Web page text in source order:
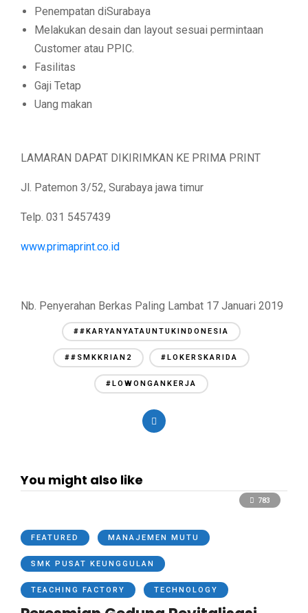
Penempatan diSurabaya
Melakukan desain dan layout sesuai permintaan
Customer atau PPIC.
Fasilitas
Gaji Tetap
Uang makan
LAMARAN DAPAT DIKIRIMKAN KE PRIMA PRINT
Jl. Patemon 3/52, Surabaya jawa timur
Telp. 031 5457439
www.primaprint.co.id
Nb. Penyerahan Berkas Paling Lambat 17 Januari 2019
##KARYANYATAUNTUKINDONESIA
##SMKKRIAN2 #LOKERSKARIDA
#LOWONGANKERJA
You might also like
783
FEATURED MANAJEMEN MUTU
SMK PUSAT KEUNGGULAN
TEACHING FACTORY TECHNOLOGY